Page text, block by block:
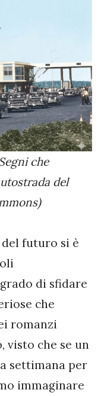
che
del
futuro si è
di sfidare
che
romanzi
visto che se un
settimana per
immaginare